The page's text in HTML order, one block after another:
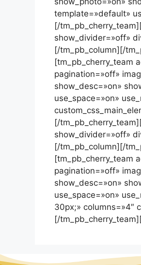
template=»default»
[/
show_divider=»off»
[/tm_pb_column][/
[tm_pb_cherry_team
pagination=»off»
show_desc=»on»
use_space=»on»
[/
show_divider=»off»
[/tm_pb_column][/
[tm_pb_cherry_team
pagination=»off»
show_desc=»on»
use_space=»on»
30px;» columns=»4″
[/